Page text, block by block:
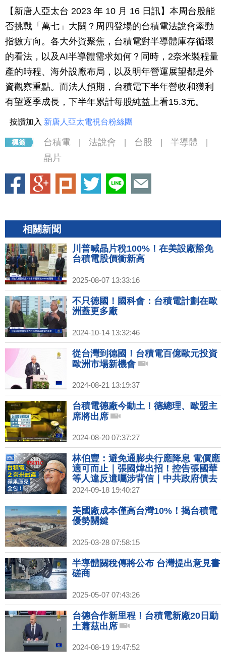
【新唐人亞太台 2023 年 10 月 16 日訊】本周台股能
否挑戰「萬七」大關？周四登場的台積電法說會牽動
指數方向。各大外資聚焦，台積電對半導體庫存循環
的看法，以及AI半導體需求如何？同時，2奈米製程量
產的時程、海外設廠布局，以及明年營運展望都是外
資觀察重點。而法人預期，台積電下半年營收和獲利
有望逐季成長，下半年累計每股純益上看15.3元。
按讚加入 新唐人亞太電視台粉絲團
台積電 法說會 台股 半導體
晶片
相關新聞
川普喊晶片稅100%！在美設廠豁免
台積電股價衝新高
2025-08-07 13:33:16
不只德國！國科會：台積電計劃在歐
洲蓋更多廠
2024-10-14 13:32:46
從台灣到德國！台積電百億歐元投資
歐洲市場新機會
2024-08-21 13:19:37
台積電德廠今動土！德總理、歐盟主
席將出席
2024-08-20 07:37:27
林伯豐：避免通膨央行應降息 電價應
適可而止｜張國煒出招！控告張國華
等人違反遺囑涉背信｜中共政府債去
年逾70兆 專家：債務將連環爆｜中國
製DUV生產65奈米晶片扯8奈米 遭打
臉
2024-09-18 19:40:27
美國廠成本僅高台灣10%！揭台積電
優勢關鍵
2025-03-28 07:58:15
半導體關稅傳將公布 台灣提出意見書
磋商
2025-05-07 07:43:26
台德合作新里程！台積電新廠20日動
土蕭茲出席
2024-08-19 19:47:52